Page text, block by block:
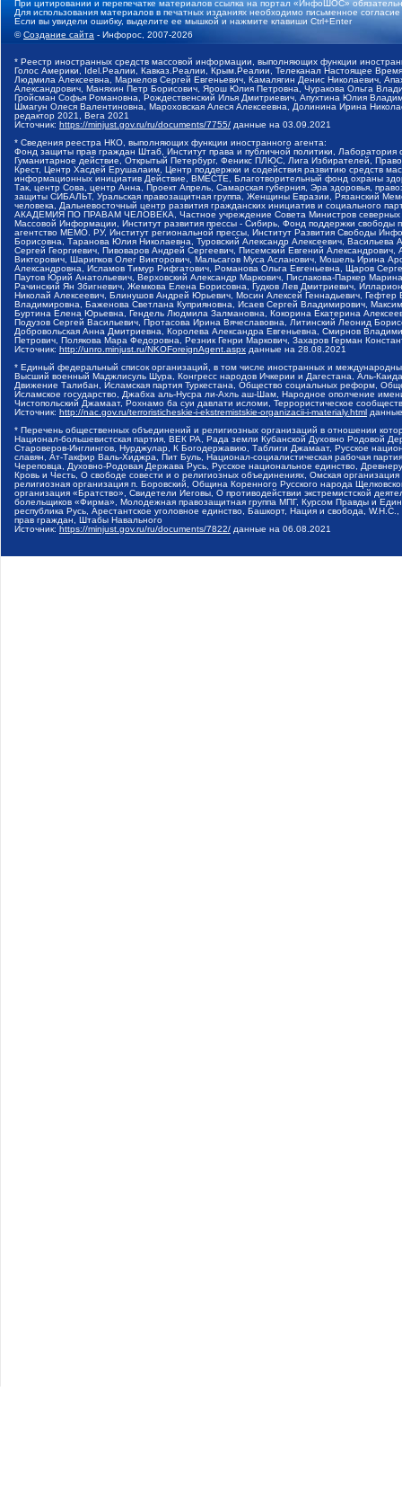
При цитировании и перепечатке материалов ссылка на портал «ИнфоШОС»
Для использования материалов в печатных изданиях необходимо письменное
Если вы увидели ошибку, выделите ее мышкой и нажмите клавиши Ctrl+Enter
©Создание сайта - Инфорос, 2007-2026
* Реестр иностранных средств массовой информации, выполняющих функции
Голос Америки, Idel.Реалии, Кавказ.Реалии, Крым.Реалии, Телеканал Настоящее
Людмила Алексеевна, Маркелов Сергей Евгеньевич, Камалягин Денис Николаевич,
Александрович, Маняхин Петр Борисович, Ярош Юлия Петровна, Чуракова Ольга
Гройсман Софья Романовна, Рождественский Илья Дмитриевич, Апухтина Юлия
Шмагун Олеся Валентиновна, Мароховская Алеся Алексеевна, Долинина Ирина
редактор 2021, Вега 2021
Источник: https://minjust.gov.ru/ru/documents/7755/ данные на 03.09.2021
* Сведения реестра НКО, выполняющих функции иностранного агента:
Фонд защиты прав граждан Штаб, Институт права и публичной политики,
Гуманитарное действие, Открытый Петербург, Феникс ПЛЮС, Лига Избирателей,
Крест, Центр Хасдей Ерушалаим, Центр поддержки и содействия развитию средств
информационных инициатив Действие, ВМЕСТЕ, Благотворительный фонд охраны
Так, центр Сова, центр Анна, Проект Апрель, Самарская губерния, Эра здоровья,
защиты СИБАЛЬТ, Уральская правозащитная группа, Женщины Евразии, Рязанский
человека, Дальневосточный центр развития гражданских инициатив и социального
АКАДЕМИЯ ПО ПРАВАМ ЧЕЛОВЕКА, Частное учреждение Совета Министров северных
Массовой Информации, Институт развития прессы - Сибирь, Фонд поддержки
агентство МЕМО. РУ, Институт региональной прессы, Институт Развития Свободы
Борисовна, Таранова Юлия Николаевна, Туровский Александр Алексеевич,
Сергей Георгиевич, Пивоваров Андрей Сергеевич, Писемский Евгений
Викторович, Шарипков Олег Викторович, Мальсагов Муса Асланович, Мошель Ирина
Александровна, Исламов Тимур Рифгатович, Романова Ольга Евгеньевна, Щаров
Паутов Юрий Анатольевич, Верховский Александр Маркович, Пислакова-Паркер
Рачинский Ян Збигневич, Жемкова Елена Борисовна, Гудков Лев Дмитриевич,
Николай Алексеевич, Блинушов Андрей Юрьевич, Мосин Алексей Геннадьевич,
Владимировна, Баженова Светлана Куприяновна, Исаев Сергей Владимирович,
Буртина Елена Юрьевна, Гендель Людмила Залмановна, Кокорина Екатерина
Подузов Сергей Васильевич, Протасова Ирина Вячеславовна, Литинский Леонид
Добровольская Анна Дмитриевна, Королева Александра Евгеньевна, Смирнов
Петрович, Полякова Мара Федоровна, Резник Генри Маркович, Захаров Герман
Источник: http://unro.minjust.ru/NKOForeignAgent.aspx данные на 28.08.2021
* Единый федеральный список организаций, в том числе иностранных и
Высший военный Маджлисуль Шура, Конгресс народов Ичкерии и Дагестана, Аль-
Движение Талибан, Исламская партия Туркестана, Общество социальных реформ,
Исламское государство, Джабха аль-Нусра ли-Ахль аш-Шам, Народное ополчение
Чистопольский Джамаат, Рохнамо ба суи давлати исломи, Террористическое
Источник: http://nac.gov.ru/terroristicheskie-i-ekstremistskie-organizacii-i-materialy.html
* Перечень общественных объединений и религиозных организаций в отношении
Национал-большевистская партия, ВЕК РА, Рада земли Кубанской Духовно Родовой
Староверов-Инглингов, Нурджулар, К Богодержавию, Таблиги Джамаат, Русское
славян, Ат-Такфир Валь-Хиджра, Пит Буль, Национал-социалистическая рабочая
Череповца, Духовно-Родовая Держава Русь, Русское национальное единство,
Кровь и Честь, О свободе совести и о религиозных объединениях, Омская
религиозная организация п. Боровский, Община Коренного Русского народа
организация «Братство», Свидетели Иеговы, О противодействии экстремистской
болельщиков «Фирма», Молодежная правозащитная группа МПГ, Курсом Правды и
республика Русь, Арестантское уголовное единство, Башкорт, Нация и свобода,
прав граждан, Штабы Навального
Источник: https://minjust.gov.ru/ru/documents/7822/ данные на 06.08.2021